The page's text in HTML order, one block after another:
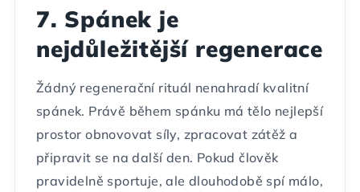
7. Spánek je
nejdůležitější regenerace
Žádný regenerační rituál nenahradí kvalitní
spánek. Právě během spánku má tělo nejlepší
prostor obnovovat síly, zpracovat zátěž a
připravit se na další den. Pokud člověk
pravidelně sportuje, ale dlouhodobě spí málo,